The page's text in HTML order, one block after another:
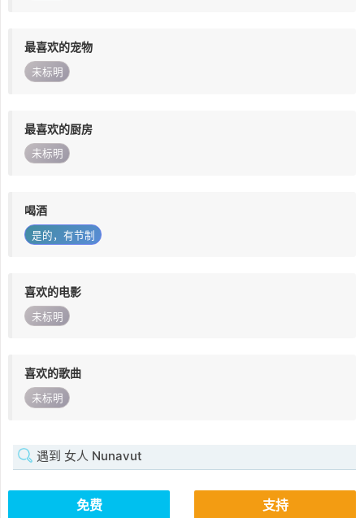
最喜欢的宠物
未标明
最喜欢的厨房
未标明
喝酒
是的，有节制
喜欢的电影
未标明
喜欢的歌曲
未标明
遇到 女人 Nunavut
免费 支持